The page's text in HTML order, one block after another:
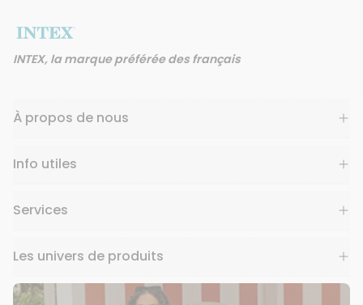
INTEX, la marque préférée des français
À propos de nous
Info utiles
Services
Les univers de produits